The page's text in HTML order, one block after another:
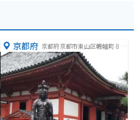
京都府 京都府京都市東山区轆轤町８１
−１